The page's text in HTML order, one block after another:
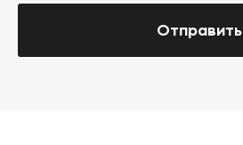
Отправить